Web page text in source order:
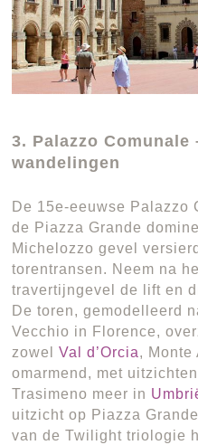
3. Palazzo
wandelingen
De 15e-eeuwse Palazzo
de Piazza Grande
Michelozzo gevel
torentransen. Neem na
travertijngevel de lift en
De toren, gemodelleerd
Vecchio in Florence,
zowelVal d’Orcia, Monte
omarmend, met
Trasimeno meer in
uitzicht op Piazza
van de Twilight triologie